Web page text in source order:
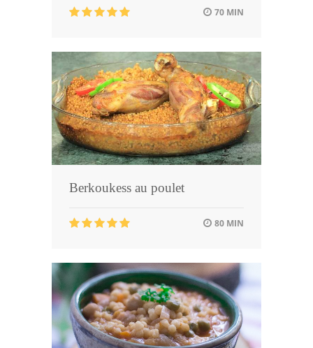
70 MIN
Berkoukess au poulet
80 MIN